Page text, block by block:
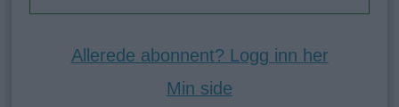
Allerede abonnent? Logg inn her
Min side